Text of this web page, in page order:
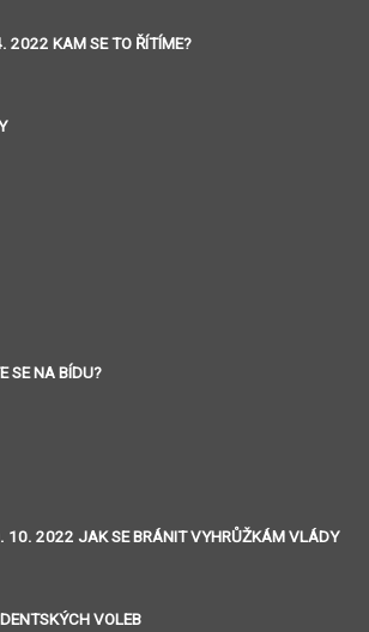
2022 KAM SE TO ŘÍTÍME?
SE NA BÍDU?
10. 2022 JAK SE BRÁNIT VYHRŮŽKÁM VLÁDY
VOLEB